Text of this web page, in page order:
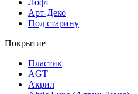
Лофт
Арт-Деко
Под старину
Покрытие
Пластик
AGT
Акрил